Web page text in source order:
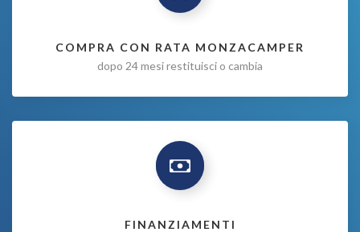
COMPRA CON RATA MONZACAMPER
dopo 24 mesi restituisci o cambia
FINANZIAMENTI